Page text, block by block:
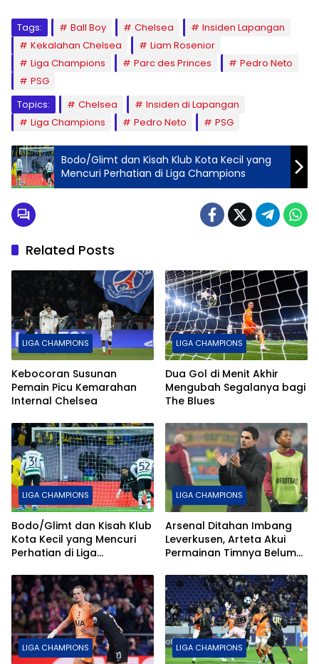
Tags: Ball Boy Chelsea
Insiden Lapangan
Kekalahan Chelsea
Liam Rosenior
Liga Champions
Parc des Princes
Pedro Neto
PSG
Topics:
Chelsea
Insiden di Lapangan
Liga Champions
Pedro Neto PSG
Bodo/Glimt dan Kisah Klub Kota Kecil yang
Mencuri Perhatian di Liga Champions
Related Posts
LIGA CHAMPIONS
Kebocoran Susunan
Pemain Picu Kemarahan
Internal Chelsea
LIGA CHAMPIONS
Dua Gol di Menit Akhir
Mengubah Segalanya bagi
The Blues
LIGA CHAMPIONS
Bodo/Glimt dan Kisah Klub
Kota Kecil yang Mencuri
Perhatian di Liga
LIGA CHAMPIONS
Arsenal Ditahan Imbang
Leverkusen, Arteta Akui
Permainan Timnya Belum
LIGA CHAMPIONS LIGA CHAMPIONS